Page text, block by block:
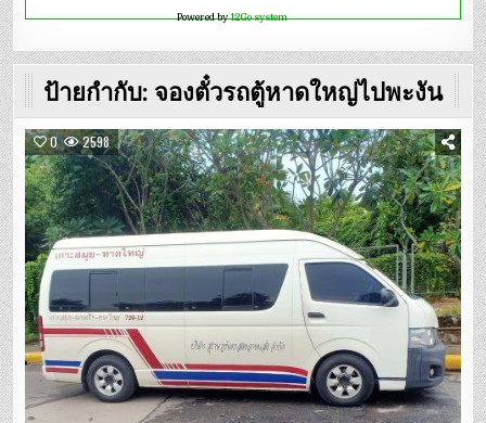
Powered by12Go system
ป้ายกำกับ: จองตั๋วรถตู้หาดใหญ่ไปพะงัน
0 2598